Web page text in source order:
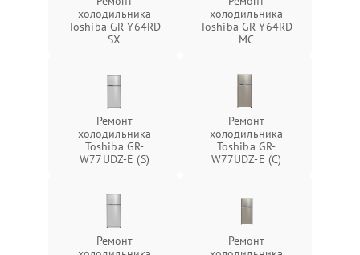
холодильника
Toshiba GR-Y64RD
SX
холодильника
Toshiba GR-Y64RD
MC
Ремонт
холодильника
Toshiba GR-
W77UDZ-E (S)
Ремонт
холодильника
Toshiba GR-
W77UDZ-E (C)
Ремонт
Ремонт